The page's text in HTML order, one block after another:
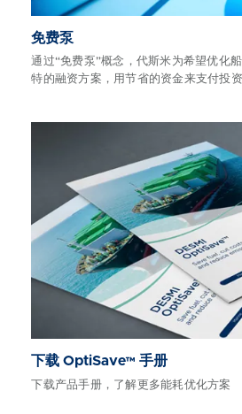
免费泵
通过“免费泵”概念，代斯米为希望优化
特的融资方案，用节省的资金来支付投资
下载 OptiSave™ 手册
下载产品手册，了解更多能耗优化方案